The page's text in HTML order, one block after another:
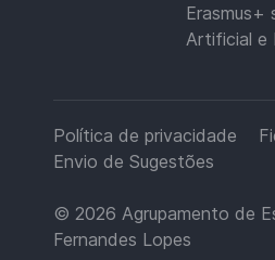
Erasmus+
Artificial e
Política de privacidade
Envio de Sugestões
© 2026 Agrupamento de
Fernandes Lopes